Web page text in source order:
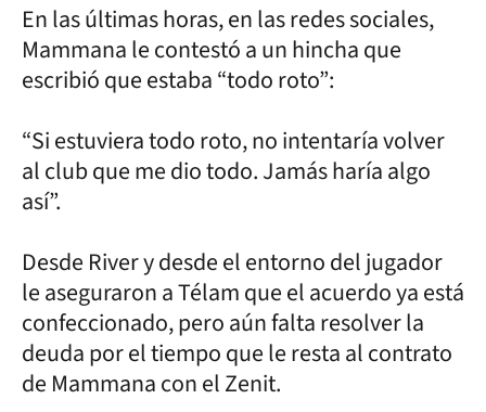
En las últimas horas, en las redes sociales,
Mammana le contestó a un hincha que
escribió que estaba “todo roto”:
“Si estuviera todo roto, no intentaría volver
al club que me dio todo. Jamás haría algo
así”.
Desde River y desde el entorno del jugador
le aseguraron a Télam que el acuerdo ya está
confeccionado, pero aún falta resolver la
deuda por el tiempo que le resta al contrato
de Mammana con el Zenit.